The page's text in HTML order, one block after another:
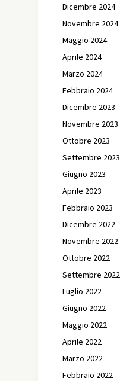
Dicembre 2024
Novembre 2024
Maggio 2024
Aprile 2024
Marzo 2024
Febbraio 2024
Dicembre 2023
Novembre 2023
Ottobre 2023
Settembre 2023
Giugno 2023
Aprile 2023
Febbraio 2023
Dicembre 2022
Novembre 2022
Ottobre 2022
Settembre 2022
Luglio 2022
Giugno 2022
Maggio 2022
Aprile 2022
Marzo 2022
Febbraio 2022